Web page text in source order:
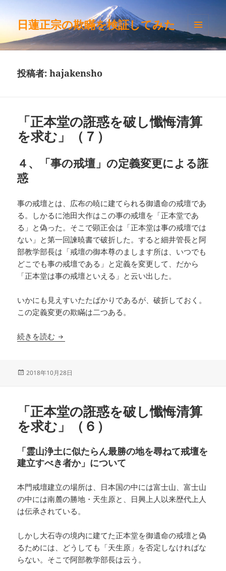
日蓮正宗の欺瞞を検証してみた
メニュ
ーとウ
投稿者:hajakensho
「正本堂の誑惑を破し懺悔清算
を求む」（７）
４、「事の戒壇」の定義変更による誑
惑
事の戒壇とは、広布の暁に建てられる御遺命の戒壇であ
る。しかるに池田大作はこの事の戒壇を「正本堂であ
る」と偽った。そこで顕正会は「正本堂は事の戒壇では
ない」と第一回諫暁書で破折した。すると細井管長と阿
部教学部長は「戒壇の御本尊のまします所は、いつでも
どこでも事の戒壇である」と定義を変更して、だから
「正本堂は事の戒壇といえる」と云い出した。
いかにも見えすいたたばかりであるが、破折しておく。
この定義変更の欺瞞は二つある。
続きを読む 「正本堂の誑惑を破し懺悔清算を求む」（７）
投
2018年10月28日
「正本堂の誑惑を破し懺悔清算
を求む」（６）
「霊山浄土に似たらん最勝の地を尋ねて戒壇を
建立すべき者か」について
本門戒壇建立の場所は、日本国の中には富士山、富士山
の中には南麓の勝地・天生原と、日興上人以来歴代上人
は伝承されている。
しかし大石寺の境内に建てた正本堂を御遺命の戒壇と偽
るためには、どうしても「天生原」を否定しなければな
らない。そこで阿部教学部長は云う。